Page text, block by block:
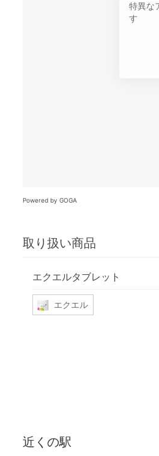
特異な
す
Powered by GOGA
取り扱い商品
エクエルタブレット
エクエル
近くの駅